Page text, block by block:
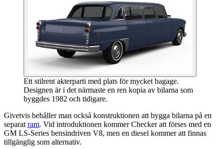
Ett stilrent akterparti med plats för mycket bagage.
Designen är i det närmaste en ren kopia av bilarna som
byggdes 1982 och tidigare.
Givetvis behåller man också konstruktionen att bygga bilarna på en
separat ram. Vid introduktionen kommer Checker att förses med en
GM LS-Series bensindriven V8, men en diesel kommer att finnas
tillgänglig som alternativ.